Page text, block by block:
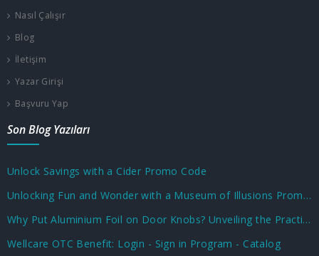
Nasıl Çalışır
Blog
İletişim
Yazar Girişi
Başvuru Yap
Son Blog Yazıları
Unlock Savings with a Cider Promo Code
Unlocking Fun and Wonder with a Museum of Illusions Promo Code
Why Put Aluminium Foil on Door Knobs? Unveiling the Practical and Unusual Uses
Wellcare OTC Benefit: Login - Sign in Program - Catalog